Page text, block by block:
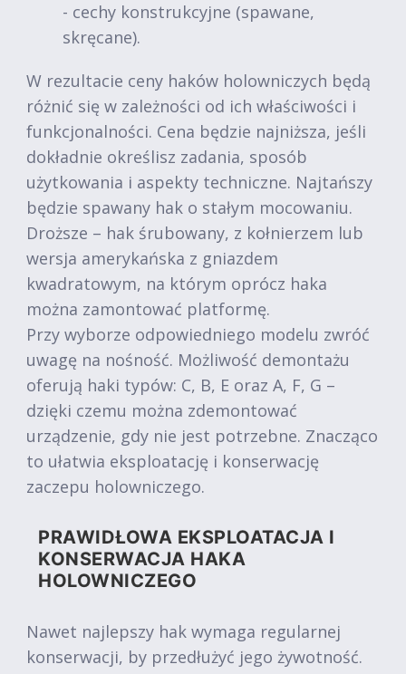
- cechy konstrukcyjne (spawane,
skręcane).
W rezultacie ceny haków holowniczych będą
różnić się w zależności od ich właściwości i
funkcjonalności. Cena będzie najniższa, jeśli
dokładnie określisz zadania, sposób
użytkowania i aspekty techniczne. Najtańszy
będzie spawany hak o stałym mocowaniu.
Droższe – hak śrubowany, z kołnierzem lub
wersja amerykańska z gniazdem
kwadratowym, na którym oprócz haka
można zamontować platformę.
Przy wyborze odpowiedniego modelu zwróć
uwagę na nośność. Możliwość demontażu
oferują haki typów: C, B, E oraz A, F, G –
dzięki czemu można zdemontować
urządzenie, gdy nie jest potrzebne. Znacząco
to ułatwia eksploatację i konserwację
zaczepu holowniczego.
PRAWIDŁOWA EKSPLOATACJA I
KONSERWACJA HAKA
HOLOWNICZEGO
Nawet najlepszy hak wymaga regularnej
konserwacji, by przedłużyć jego żywotność.